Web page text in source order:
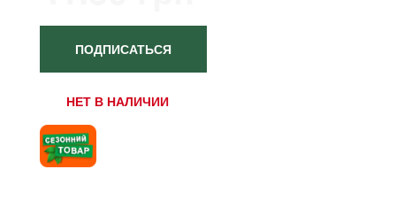
ПОДПИСАТЬСЯ
НЕТ В НАЛИЧИИ